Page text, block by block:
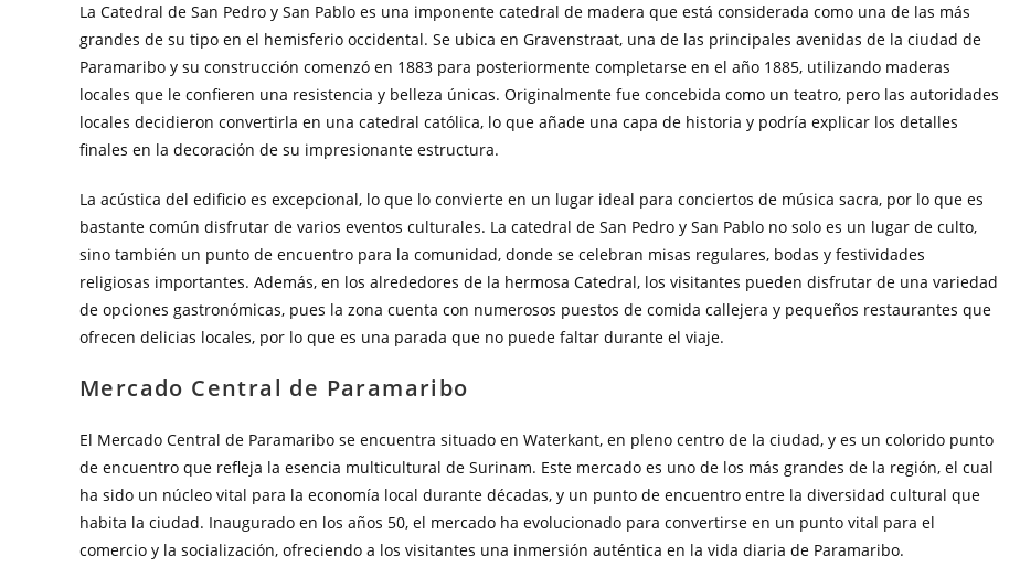
La Catedral de San Pedro y San Pablo es una imponente catedral de madera que está considerada como una de las más
grandes de su tipo en el hemisferio occidental. Se ubica en Gravenstraat, una de las principales avenidas de la ciudad de
Paramaribo y su construcción comenzó en 1883 para posteriormente completarse en el año 1885, utilizando maderas
locales que le confieren una resistencia y belleza únicas. Originalmente fue concebida como un teatro, pero las autoridades
locales decidieron convertirla en una catedral católica, lo que añade una capa de historia y podría explicar los detalles
finales en la decoración de su impresionante estructura.
La acústica del edificio es excepcional, lo que lo convierte en un lugar ideal para conciertos de música sacra, por lo que es
bastante común disfrutar de varios eventos culturales. La catedral de San Pedro y San Pablo no solo es un lugar de culto,
sino también un punto de encuentro para la comunidad, donde se celebran misas regulares, bodas y festividades
religiosas importantes. Además, en los alrededores de la hermosa Catedral, los visitantes pueden disfrutar de una variedad
de opciones gastronómicas, pues la zona cuenta con numerosos puestos de comida callejera y pequeños restaurantes que
ofrecen delicias locales, por lo que es una parada que no puede faltar durante el viaje.
Mercado Central de Paramaribo
El Mercado Central de Paramaribo se encuentra situado en Waterkant, en pleno centro de la ciudad, y es un colorido punto
de encuentro que refleja la esencia multicultural de Surinam. Este mercado es uno de los más grandes de la región, el cual
ha sido un núcleo vital para la economía local durante décadas, y un punto de encuentro entre la diversidad cultural que
habita la ciudad. Inaugurado en los años 50, el mercado ha evolucionado para convertirse en un punto vital para el
comercio y la socialización, ofreciendo a los visitantes una inmersión auténtica en la vida diaria de Paramaribo.